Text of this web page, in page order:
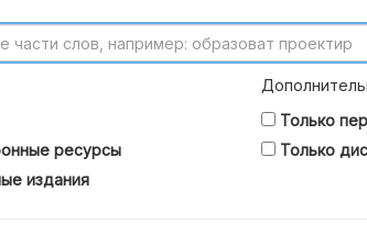
ресурсы
издания
Только
Только